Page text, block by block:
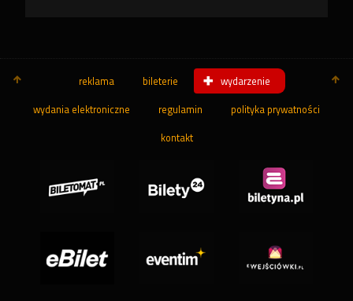
reklama bileterie wydarzenie
wydania elektroniczne regulamin polityka prywatności
kontakt